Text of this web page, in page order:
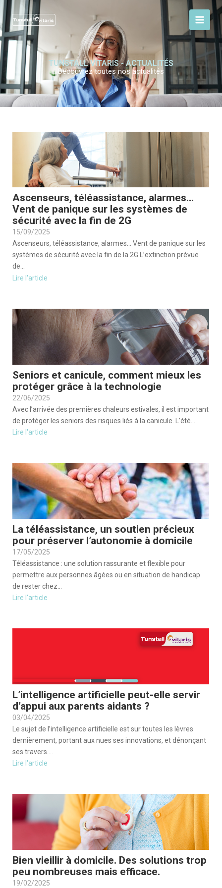
Aller
au
contenu
TUNSTALL VITARIS - ACTUALITÉS
Découvrez toutes nos actualités
Ascenseurs, téléassistance, alarmes…
Vent de panique sur les systèmes de
sécurité avec la fin de 2G
15/09/2025
Ascenseurs, téléassistance, alarmes… Vent de panique sur les
systèmes de sécurité avec la fin de la 2G L’extinction prévue
de...
Lire l'article
Seniors et canicule, comment mieux les
protéger grâce à la technologie
22/06/2025
Avec l’arrivée des premières chaleurs estivales, il est important
de protéger les seniors des risques liés à la canicule. L’été...
Lire l'article
La téléassistance, un soutien précieux
pour préserver l’autonomie à domicile
17/05/2025
Téléassistance : une solution rassurante et flexible pour
permettre aux personnes âgées ou en situation de handicap
de rester chez...
Lire l'article
L’intelligence artificielle peut-elle servir
d’appui aux parents aidants ?
03/04/2025
Le sujet de l’intelligence artificielle est sur toutes les lèvres
dernièrement, portant aux nues ses innovations, et dénonçant
ses travers....
Lire l'article
Bien vieillir à domicile. Des solutions trop
peu nombreuses mais efficace.
19/02/2025